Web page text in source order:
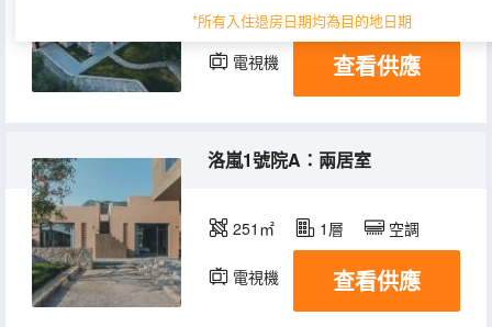
*所有入住退房日期均為目的地日期
200㎡ 1層 空調
電視機 冰箱
查看供應
洛嵐1號院A：兩居室
251㎡ 1層 空調
電視機 冰箱
查看供應